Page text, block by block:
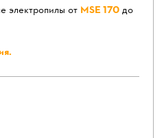
электропилы от MSE 170до